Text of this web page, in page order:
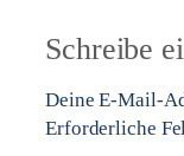
Schreibe
Deine E-Mail-
Erforderliche